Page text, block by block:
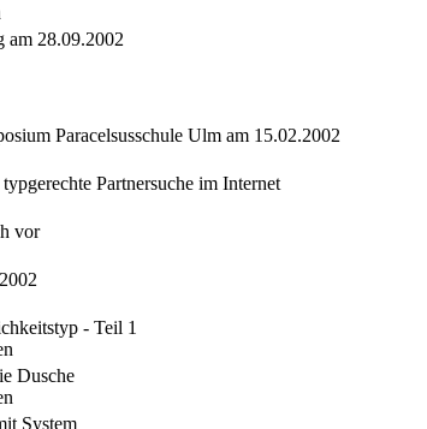
am 28.09.2002
Paracelsusschule Ulm am 15.02.2002
Partnersuche im Internet
vor
- Teil 1
Dusche
System